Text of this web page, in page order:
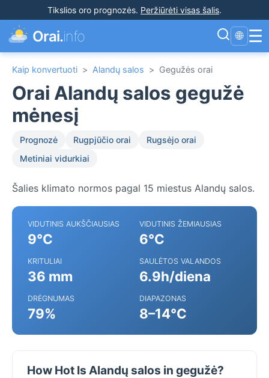
Tikslios oro prognozės. Peržiūrėti visas šalis.
Orai.info 🌐 ☰
Kaip konvertuoti > Alandų salos > Gegužės orai
Orai Alandų salos gegužė
mėnesį
Prognozė Rugpjūčio orai
Rugsėjo orai
Metiniai vidurkiai
Šalies klimato normos pagal 15 miestus Alandų salos.
VIDUTINIS AUKŠČIAUSIAS
9°C
VIDUTINIS ŽEMIAUSIAS
6°C
KRITULIAI
36 mm
SAULĖTOS VALANDOS
6.9h/diena
DRĖGNUMAS
79%
DIAPAZONAS
8–14°C
How Hot Is Alandų salos in gegužė?